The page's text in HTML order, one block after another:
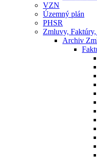
VZN
Územný plán
PHSR
Zmluvy,
Archiv